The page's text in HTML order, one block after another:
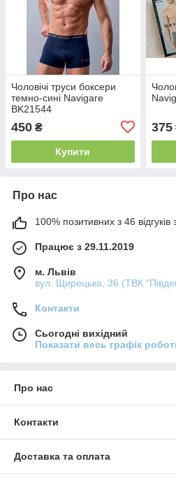
Чоловічі труси боксери
темно-сині Navigare
BK21544
450 ₴
Купити
375
Про нас
100% позитивних з 46 відгуків
Працює з 29.11.2019
м. Львів
вул. Щирецька, 36 (ТВК
Контакти
Сьогодні вихідний
Показати весь графік
Про нас
Контакти
Доставка та оплата